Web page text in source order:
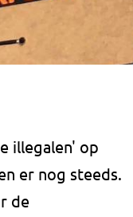
illegalen' op
er nog steeds.
de